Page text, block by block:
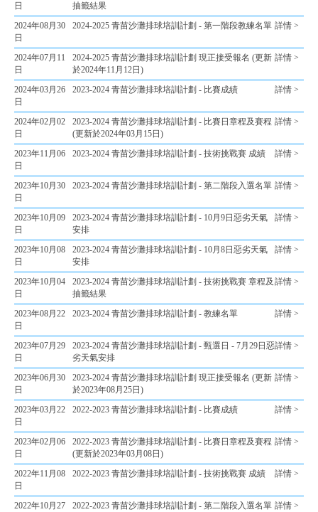
日
抽籤結果
2024年08月30
日
2024-2025 青苗沙灘排球培訓計劃 - 第一階段教練名單 詳情 >
2024年07月11
日
2024-2025 青苗沙灘排球培訓計劃 現正接受報名 (更新
於2024年11月12日)
詳情 >
2024年03月26
日
2023-2024 青苗沙灘排球培訓計劃 - 比賽成績 詳情 >
2024年02月02
日
2023-2024 青苗沙灘排球培訓計劃 - 比賽日章程及賽程
(更新於2024年03月15日)
詳情 >
2023年11月06
日
2023-2024 青苗沙灘排球培訓計劃 - 技術挑戰賽 成績 詳情 >
2023年10月30
日
2023-2024 青苗沙灘排球培訓計劃 - 第二階段入選名單 詳情 >
2023年10月09
日
2023-2024 青苗沙灘排球培訓計劃 - 10月9日惡劣天氣
安排
詳情 >
2023年10月08
日
2023-2024 青苗沙灘排球培訓計劃 - 10月8日惡劣天氣
安排
詳情 >
2023年10月04
日
2023-2024 青苗沙灘排球培訓計劃 - 技術挑戰賽 章程及
抽籤結果
詳情 >
2023年08月22
日
2023-2024 青苗沙灘排球培訓計劃 - 教練名單 詳情 >
2023年07月29
日
2023-2024 青苗沙灘排球培訓計劃 - 甄選日 - 7月29日惡
劣天氣安排
詳情 >
2023年06月30
日
2023-2024 青苗沙灘排球培訓計劃 現正接受報名 (更新
於2023年08月25日)
詳情 >
2023年03月22
日
2022-2023 青苗沙灘排球培訓計劃 - 比賽成績 詳情 >
2023年02月06
日
2022-2023 青苗沙灘排球培訓計劃 - 比賽日章程及賽程
(更新於2023年03月08日)
詳情 >
2022年11月08
日
2022-2023 青苗沙灘排球培訓計劃 - 技術挑戰賽 成績 詳情 >
2022年10月27
2022-2023 青苗沙灘排球培訓計劃 - 第二階段入選名單 詳情 >